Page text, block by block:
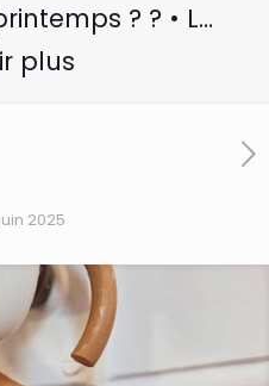
? ? • L…
plus
2025